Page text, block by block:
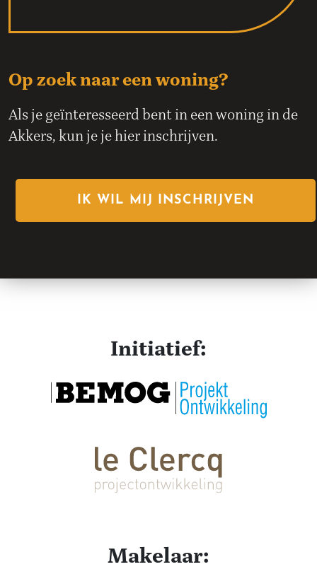
Op zoek naar een woning?
Als je geïnteresseerd bent in een woning in de
Akkers, kun je je hier inschrijven.
IK WIL MIJ INSCHRIJVEN
Initiatief:
Makelaar: